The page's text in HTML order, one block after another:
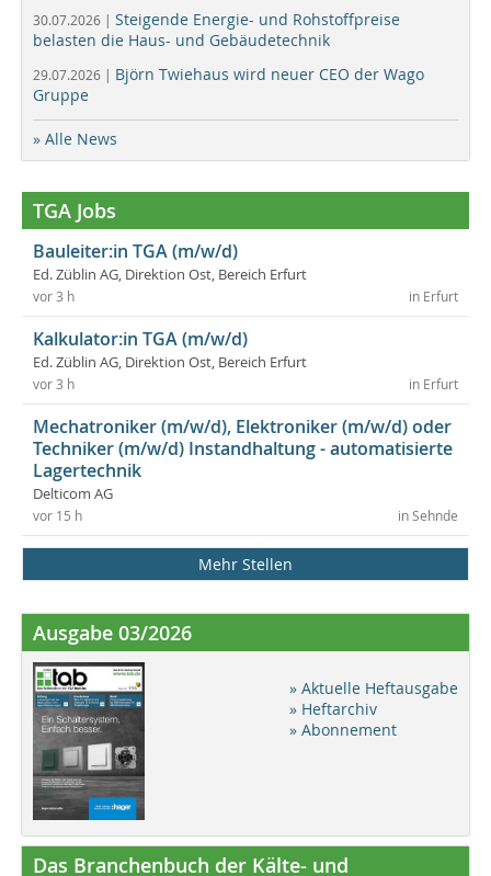
30.07.2026 | Steigende Energie- und Rohstoffpreise
belasten die Haus- und Gebäudetechnik
29.07.2026 | Björn Twiehaus wird neuer CEO der Wago
Gruppe
» Alle News
TGA Jobs
Bauleiter:in TGA (m/w/d)
Ed. Züblin AG, Direktion Ost, Bereich Erfurt
in Erfurt
vor 3 h
Kalkulator:in TGA (m/w/d)
Ed. Züblin AG, Direktion Ost, Bereich Erfurt
in Erfurt
vor 3 h
Mechatroniker (m/w/d), Elektroniker (m/w/d) oder
Techniker (m/w/d) Instandhaltung - automatisierte
Lagertechnik
Delticom AG
in Sehnde
vor 15 h
Mehr Stellen
Ausgabe 03/2026
» Aktuelle Heftausgabe
» Heftarchiv
» Abonnement
Das Branchenbuch der Kälte- und